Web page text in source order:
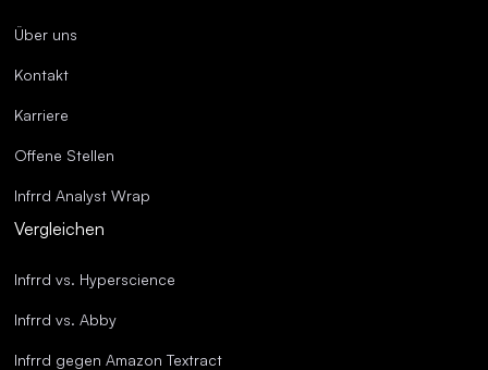
Über uns
Kontakt
Karriere
Offene Stellen
Infrrd Analyst Wrap
Vergleichen
Infrrd vs. Hyperscience
Infrrd vs. Abby
Infrrd gegen Amazon Textract